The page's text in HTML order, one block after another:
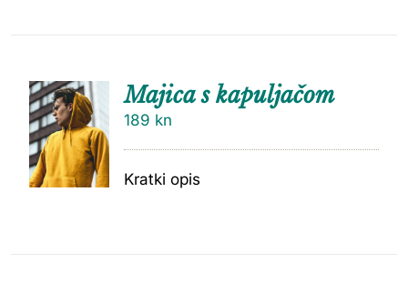
U
KOŠARI
Majica s kapuljačom
189 kn
Kratki opis